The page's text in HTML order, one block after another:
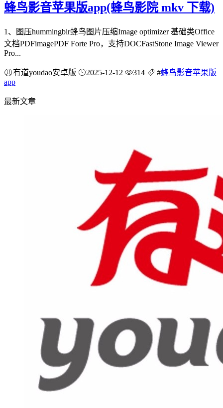
蜂鸟影音苹果版app(蜂鸟影院 mkv 下载)
1、图压hummingbir蜂鸟图片压缩Image optimizer 基础类Office
文档PDFimagePDF Forte Pro，支持DOCFastStone Image Viewer
Pro...
有道youdao安卓版 2025-12-12 314 #蜂鸟影音苹果版
app
最新文章